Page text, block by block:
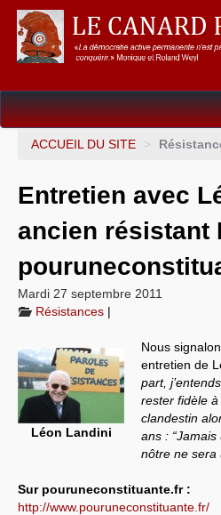
Dossiers
Gouvernance mondiale &
International
Résistances
L’Empire américain
Systèmes & société sous contrôle
Nouvelles de l’antirépublique
Crises "Covid-19 & H1N1"
ACCUEIL DU SITE >
Entretien avec
ancien résistant
Mardi 27 septembre 2011
Résistances |
Léon Landini
Nous
entretien de
part,
rester fidèle à
clandestin
ans :
nôtre ne sera
Sur pouruneconstituante.fr :
http://www.pouruneconstituante.fr/